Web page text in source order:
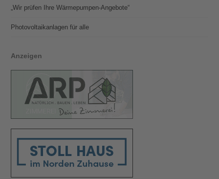
„Wir prüfen Ihre Wärmepumpen-Angebote“
Photovoltaik­­anlagen für alle
Anzeigen